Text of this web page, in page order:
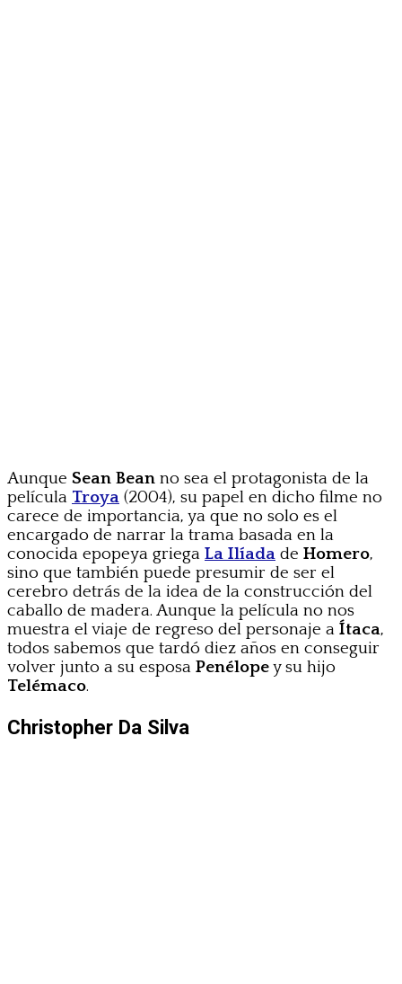
Aunque Sean Bean no sea el protagonista de la
película Troya (2004), su papel en dicho filme no
carece de importancia, ya que no solo es el
encargado de narrar la trama basada en la
conocida epopeya griega La Ilíada de Homero,
sino que también puede presumir de ser el
cerebro detrás de la idea de la construcción del
caballo de madera. Aunque la película no nos
muestra el viaje de regreso del personaje a Ítaca,
todos sabemos que tardó diez años en conseguir
volver junto a su esposa Penélopey su hijo
Telémaco.
Christopher Da Silva